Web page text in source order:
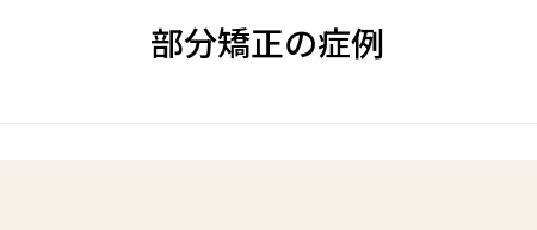
部分矯正の症例